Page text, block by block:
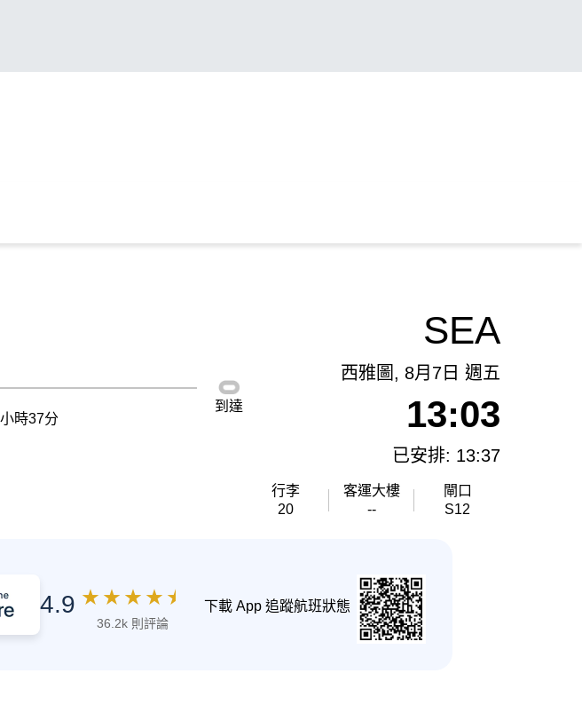
時37分
到達
SEA
西雅圖, 8月7日 週五
13:03
已安排: 13:37
行李
20
客運大樓
--
閘口
S12
4.9 ★ ★ ★ ★ ★
36.2k 則評論
下載 App 追蹤航班狀態